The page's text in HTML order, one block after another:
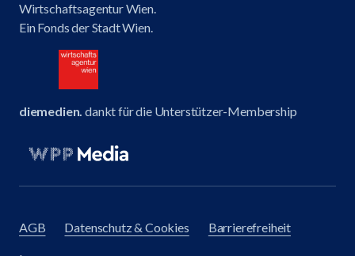
Wirtschaftsagentur Wien.
Ein Fonds der Stadt Wien.
diemedien. dankt für die Unterstützer-Membership
AGB Datenschutz & Cookies Barrierefreiheit